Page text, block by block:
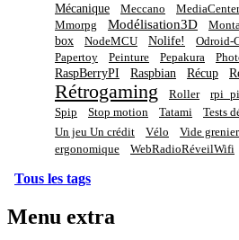
Mécanique Meccano MediaCenter
Mmorpg Modélisation3D
box
NodeMCU Nolife! Odroid-
Papertoy
Peinture Pepakura
RaspBerryPI Raspbian Récup
Rétrogaming Roller
Spip
Stop motion Tatami Tests
Un jeu Un crédit Vélo Vide grenier
ergonomique
WebRadioRéveilWifi
Tous les tags
Menu extra